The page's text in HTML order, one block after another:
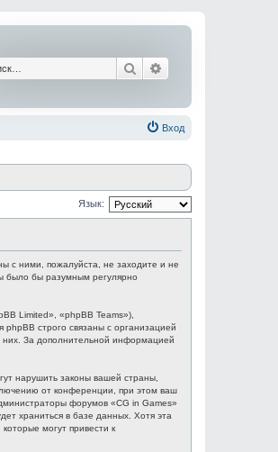
Поиск
Вход
Язык:
с ними, пожалуйста, не заходите и не
было бы разумным регулярно
Limited», «phpBB Teams»),
phpBB строго связаны с организацией
них. За дополнительной информацией
нарушить законы вашей страны,
от конференции, при этом ваш
форумов «CG in Games»
храниться в базе данных. Хотя эта
могут привести к